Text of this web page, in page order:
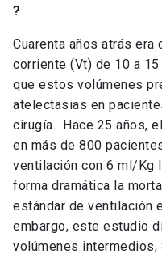
?
Cuarenta años atrás era
corriente (Vt) de 10 a
que estos volúmenes
atelectasias en
cirugía. Hace 25 años,
en más de 800
ventilación con 6 ml/Kg
forma dramática la
estándar de ventilación
embargo, este estudio
volúmenes intermedios,